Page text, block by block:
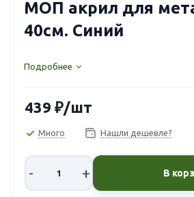
МОП акрил для
40см. Синий
Подробнее
439 ₽/шт
Много Нашли дешевле?
- + В